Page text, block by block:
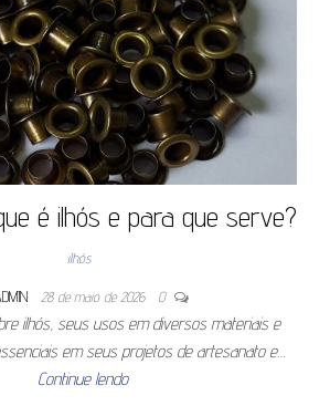
é ilhós e para que serve?
ilhós
28 de maio de 2026 0
ilhós, seus usos em diversos materiais e
em seus projetos de artesanato e…
Continue lendo